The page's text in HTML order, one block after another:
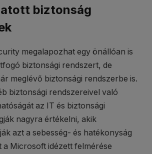
biztonság
megalapozhat egy önállóan is
biztonsági rendszert, de
meglévő biztonsági rendszerbe is.
biztonsági rendszereivel való
az IT és biztonsági
nagyra értékelni, akik
azt a sebesség- és hatékonyság
a Microsoft idézett felmérése